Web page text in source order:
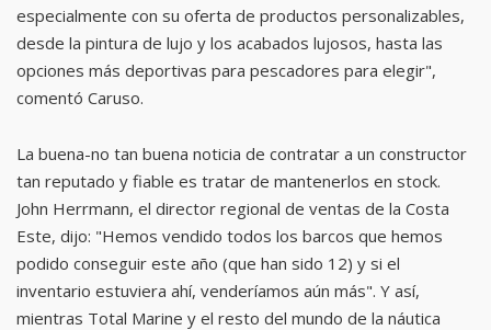
especialmente con su oferta de productos personalizables,
desde la pintura de lujo y los acabados lujosos, hasta las
opciones más deportivas para pescadores para elegir",
comentó Caruso.
La buena-no tan buena noticia de contratar a un constructor
tan reputado y fiable es tratar de mantenerlos en stock.
John Herrmann, el director regional de ventas de la Costa
Este, dijo: "Hemos vendido todos los barcos que hemos
podido conseguir este año (que han sido 12) y si el
inventario estuviera ahí, venderíamos aún más". Y así,
mientras Total Marine y el resto del mundo de la náutica